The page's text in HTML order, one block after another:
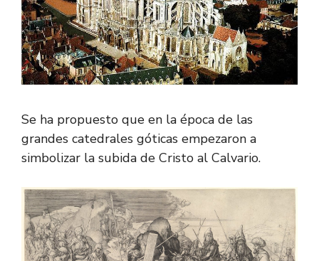
Se ha propuesto que en la época de las
grandes catedrales góticas empezaron a
simbolizar la subida de Cristo al Calvario.